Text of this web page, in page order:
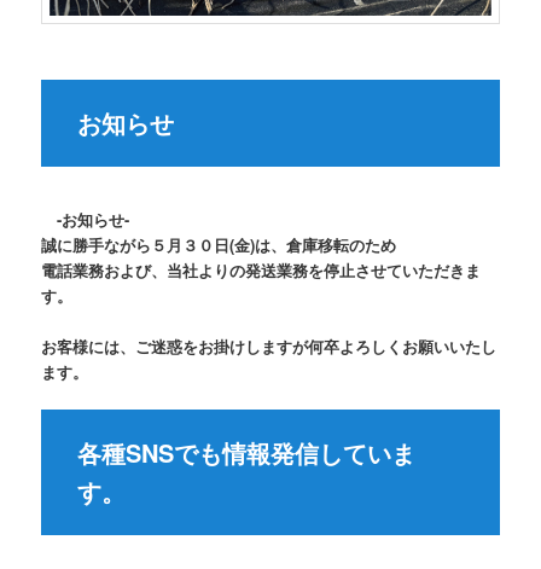
お知らせ
-お知らせ-
誠に勝手ながら５月３０日(金)は、倉庫移転のため
電話業務および、当社よりの発送業務を停止させていただきま
す。
お客様には、ご迷惑をお掛けしますが何卒よろしくお願いいたし
ます。
各種SNSでも情報発信していま
す。